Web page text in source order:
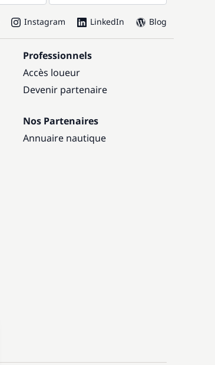
Instagram LinkedIn Blog
Professionnels
Accès loueur
Devenir partenaire
Nos Partenaires
Annuaire nautique